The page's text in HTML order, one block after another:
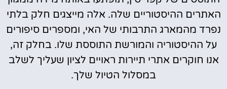
האתרים ההיסטוריים שלה. אלה מייצגים חלק בלתי
נפרד מהמארג התרבותי של האי, ומספרים סיפורים
על ההיסטוריה והמורשת התוססת שלו. בחלק זה,
אנו חוקרים אתרי תיירות ראויים לציון שעליך לשלב
במסלול הטיול שלך.